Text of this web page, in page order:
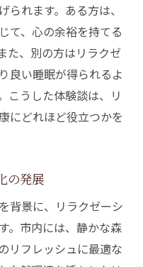
トレッチ
ュ
の技術
とリラクゼーショ
体操プログラム
クゼーション効果
で体験するリラクゼ
ョン体操の楽しみ
れます。ある方は、
て、心の余裕を持てる
た、別の方はリラクゼ
良い睡眠が得られるよ
こうした体験談は、リ
にどれほど役立つかを
の発展
背景に、リラクゼーシ
。市内には、静かな森
リフレッシュに最適な